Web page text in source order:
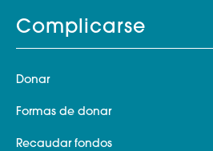
Complicarse
Donar
Formas de donar
Recaudar fondos